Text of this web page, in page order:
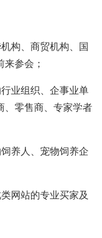
构、商贸机构、国
参会；
业组织、企事业单
、零售商、专家学者
养人、宠物饲养企
网站的专业买家及